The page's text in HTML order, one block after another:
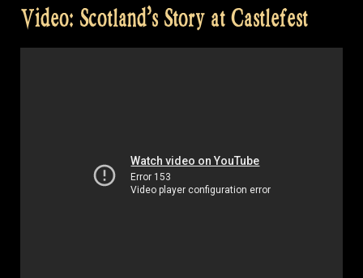
Video: Scotland’s Story at Castlefest